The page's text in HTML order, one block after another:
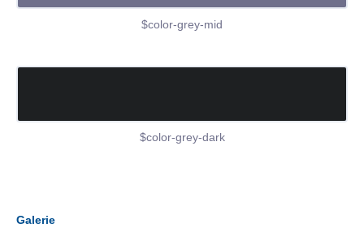
$color-grey-mid
$color-grey-dark
Galerie